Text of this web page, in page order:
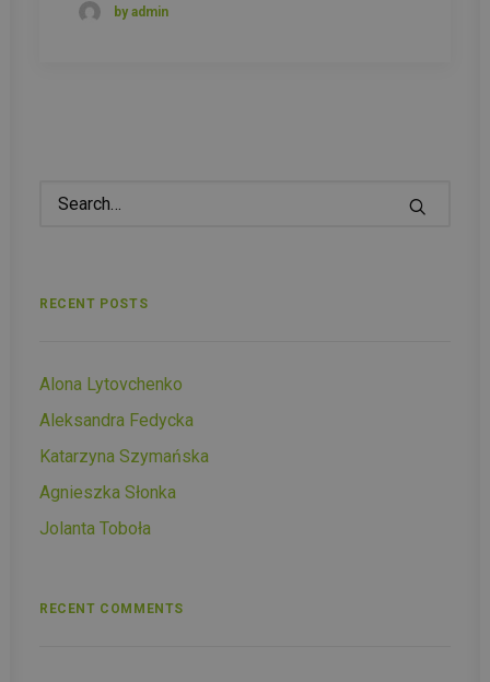
by admin
RECENT POSTS
Alona Lytovchenko
Aleksandra Fedycka
Katarzyna Szymańska
Agnieszka Słonka
Jolanta Toboła
RECENT COMMENTS